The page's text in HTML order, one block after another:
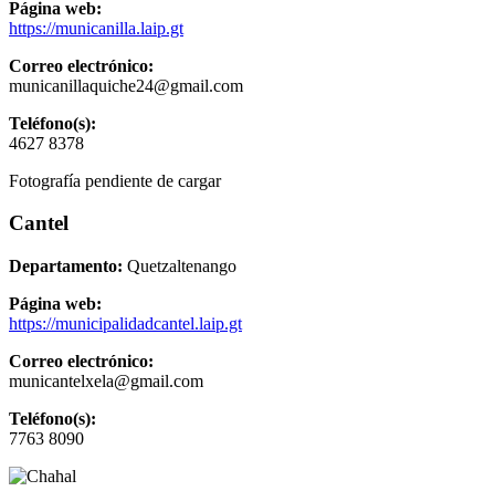
Página web:
https://municanilla.laip.gt
Correo electrónico:
municanillaquiche24@gmail.com
Teléfono(s):
4627 8378
Fotografía pendiente de cargar
Cantel
Departamento: Quetzaltenango
Página web:
https://municipalidadcantel.laip.gt
Correo electrónico:
municantelxela@gmail.com
Teléfono(s):
7763 8090